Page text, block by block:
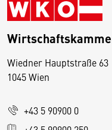
Wiedner Hauptstraße 63
1045 Wien
+43 5 90900 0
D
s